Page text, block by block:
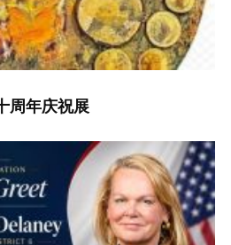
周年庆祝展